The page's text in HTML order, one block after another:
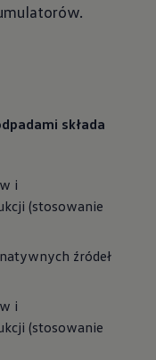
składa
i
(stosowanie
źródeł
i
(stosowanie